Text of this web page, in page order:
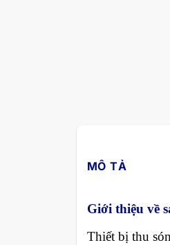
MÔ TẢ
Giới thiệu về
Thiết bị thu